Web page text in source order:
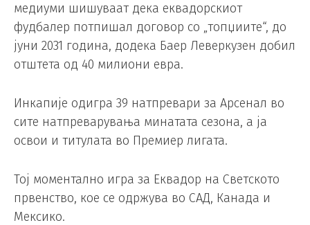
медиуми шишуваат дека еквадорскиот
фудбалер потпишал договор со „топџиите“, до
јуни 2031 година, додека Баер Леверкузен добил
отштета од 40 милиони евра.
Инкапије одигра 39 натпревари за Арсенал во
сите натпреварувања минатата сезона, а ја
освои и титулата во Премиер лигата.
Тој моментално игра за Еквадор на Светското
првенство, кое се одржува во САД, Канада и
Мексико.